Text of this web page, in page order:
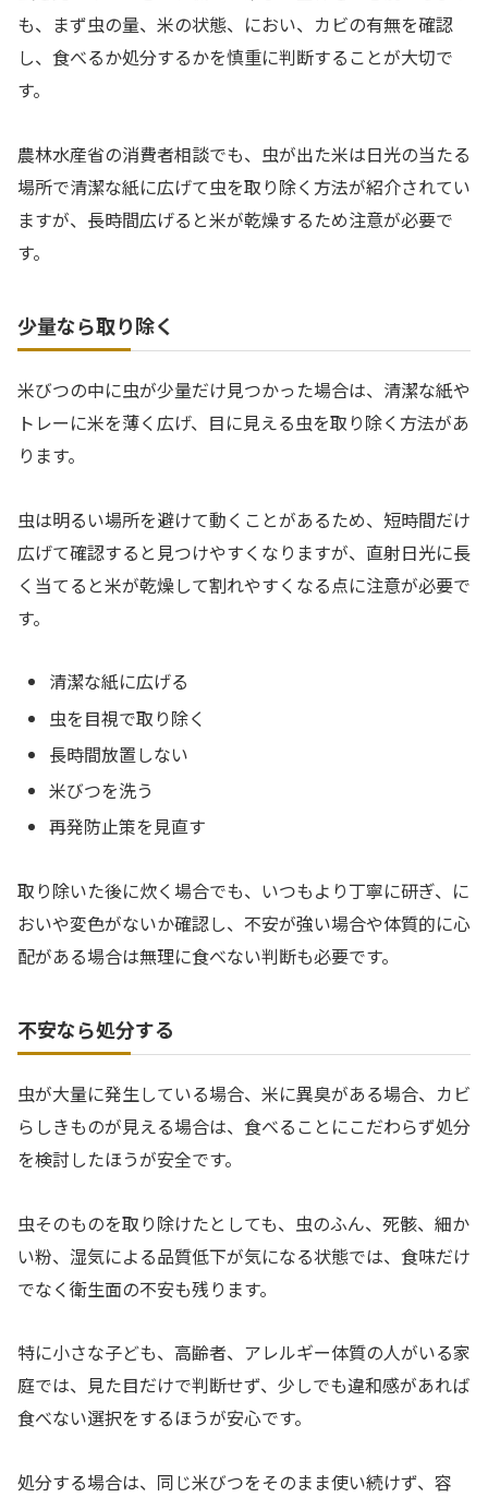
も、まず虫の量、米の状態、におい、カビの有無を確認
し、食べるか処分するかを慎重に判断することが大切で
す。
農林水産省の消費者相談でも、虫が出た米は日光の当たる
場所で清潔な紙に広げて虫を取り除く方法が紹介されてい
ますが、長時間広げると米が乾燥するため注意が必要で
す。
少量なら取り除く
米びつの中に虫が少量だけ見つかった場合は、清潔な紙や
トレーに米を薄く広げ、目に見える虫を取り除く方法があ
ります。
虫は明るい場所を避けて動くことがあるため、短時間だけ
広げて確認すると見つけやすくなりますが、直射日光に長
く当てると米が乾燥して割れやすくなる点に注意が必要で
す。
清潔な紙に広げる
虫を目視で取り除く
長時間放置しない
米びつを洗う
再発防止策を見直す
取り除いた後に炊く場合でも、いつもより丁寧に研ぎ、に
おいや変色がないか確認し、不安が強い場合や体質的に心
配がある場合は無理に食べない判断も必要です。
不安なら処分する
虫が大量に発生している場合、米に異臭がある場合、カビ
らしきものが見える場合は、食べることにこだわらず処分
を検討したほうが安全です。
虫そのものを取り除けたとしても、虫のふん、死骸、細か
い粉、湿気による品質低下が気になる状態では、食味だけ
でなく衛生面の不安も残ります。
特に小さな子ども、高齢者、アレルギー体質の人がいる家
庭では、見た目だけで判断せず、少しでも違和感があれば
食べない選択をするほうが安心です。
処分する場合は、同じ米びつをそのまま使い続けず、容